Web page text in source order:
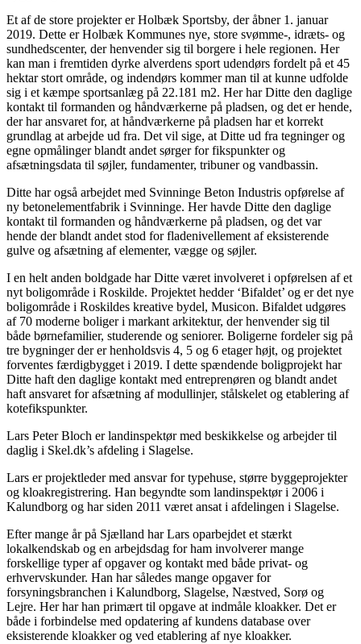
Et af de store projekter er Holbæk Sportsby, der åbner 1. januar
2019. Dette er Holbæk Kommunes nye, store svømme-, idræts- og
sundhedscenter, der henvender sig til borgere i hele regionen. Her
kan man i fremtiden dyrke alverdens sport udendørs fordelt på et 45
hektar stort område, og indendørs kommer man til at kunne udfolde
sig i et kæmpe sportsanlæg på 22.181 m2. Her har Ditte den daglige
kontakt til formanden og håndværkerne på pladsen, og det er hende,
der har ansvaret for, at håndværkerne på pladsen har et korrekt
grundlag at arbejde ud fra. Det vil sige, at Ditte ud fra tegninger og
egne opmålinger blandt andet sørger for fikspunkter og
afsætningsdata til søjler, fundamenter, tribuner og vandbassin.
Ditte har også arbejdet med Svinninge Beton Industris opførelse af
ny betonelementfabrik i Svinninge. Her havde Ditte den daglige
kontakt til formanden og håndværkerne på pladsen, og det var
hende der blandt andet stod for fladenivellement af eksisterende
gulve og afsætning af elementer, vægge og søjler.
I en helt anden boldgade har Ditte været involveret i opførelsen af et
nyt boligområde i Roskilde. Projektet hedder ‘Bifaldet’ og er det nye
boligområde i Roskildes kreative bydel, Musicon. Bifaldet udgøres
af 70 moderne boliger i markant arkitektur, der henvender sig til
både børnefamilier, studerende og seniorer. Boligerne fordeler sig på
tre bygninger der er henholdsvis 4, 5 og 6 etager højt, og projektet
forventes færdigbygget i 2019. I dette spændende boligprojekt har
Ditte haft den daglige kontakt med entreprenøren og blandt andet
haft ansvaret for afsætning af modullinjer, stålskelet og etablering af
kotefikspunkter.
Lars Peter Bloch er landinspektør med beskikkelse og arbejder til
daglig i Skel.dk’s afdeling i Slagelse.
Lars er projektleder med ansvar for typehuse, større byggeprojekter
og kloakregistrering. Han begyndte som landinspektør i 2006 i
Kalundborg og har siden 2011 været ansat i afdelingen i Slagelse.
Efter mange år på Sjælland har Lars oparbejdet et stærkt
lokalkendskab og en arbejdsdag for ham involverer mange
forskellige typer af opgaver og kontakt med både privat- og
erhvervskunder. Han har således mange opgaver for
forsyningsbranchen i Kalundborg, Slagelse, Næstved, Sorø og
Lejre. Her har han primært til opgave at indmåle kloakker. Det er
både i forbindelse med opdatering af kundens database over
eksisterende kloakker og ved etablering af nye kloakker.